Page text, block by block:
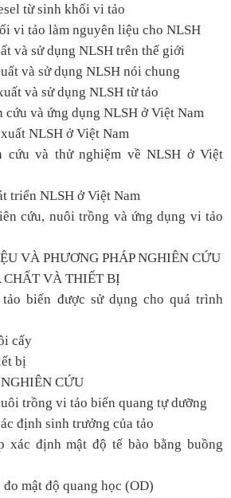
từ sinh khối vi tảo
vi tảo làm nguyên liệu cho NLSH
và sử dụng NLSH trên thế giới
và sử dụng NLSH nói chung
và sử dụng NLSH từ tảo
cứu và ứng dụng NLSH ở Việt Nam
NLSH ở Việt Nam
cứu và thử nghiệm về NLSH ở Việt
triển NLSH ở Việt Nam
cứu, nuôi trồng và ứng dụng vi tảo
VÀ PHƯƠNG PHÁP NGHIÊN CỨU
CHẤT VÀ THIẾT BỊ
biển được sử dụng cho quá trình
cấy
bị
CỨU
trồng vi tảo biển quang tự dưỡng
định sinh trưởng của tảo
xác định mật độ tế bào bằng buồng
mật độ quang học (OD)